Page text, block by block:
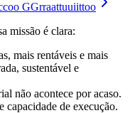
coo GGrraattuuiittoo
missão é clara:
mais rentáveis e mais
sustentável e
não acontece por acaso.
de execução.